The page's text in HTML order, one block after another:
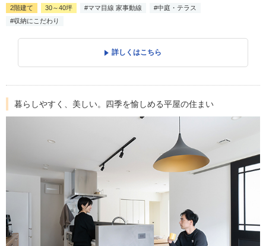
2階建て 30～40坪 #ママ目線 家事動線
#中庭・テラス
#収納にこだわり
詳しくはこちら
暮らしやすく、美しい。四季を愉しめる平屋の住まい